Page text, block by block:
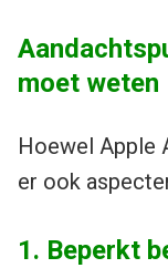
moet weten
Hoewel Apple
er ook
1. Beperkt